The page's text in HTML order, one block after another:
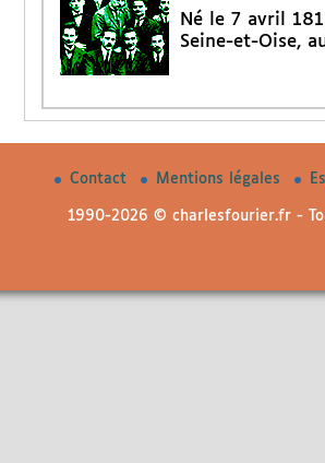
Né le 7 avril
Seine-et-Oise,
Contact Mentions légales
1990-2026 © charlesfourier.fr -